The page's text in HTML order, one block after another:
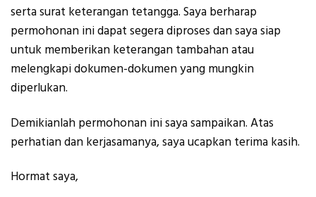
serta surat keterangan tetangga. Saya berharap
permohonan ini dapat segera diproses dan saya siap
untuk memberikan keterangan tambahan atau
melengkapi dokumen-dokumen yang mungkin
diperlukan.
Demikianlah permohonan ini saya sampaikan. Atas
perhatian dan kerjasamanya, saya ucapkan terima kasih.
Hormat saya,